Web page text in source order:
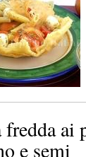
fredda
e semi